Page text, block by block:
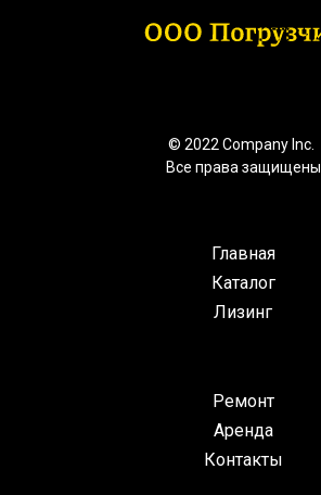
© 2022 Company Inc.
Все права защищены
Главная
Каталог
Лизинг
Ремонт
Аренда
Контакты